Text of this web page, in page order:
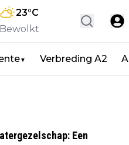
23°C
Bewolkt
▼ Verbreding A2
Een